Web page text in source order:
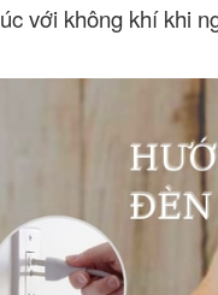
với không khí khi